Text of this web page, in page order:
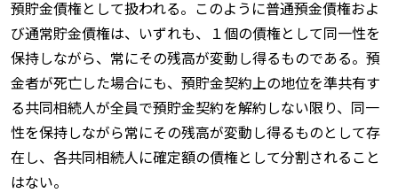
預貯金債権として扱われる。このように普通預金債権およ
び通常貯金債権は、いずれも、１個の債権として同一性を
保持しながら、常にその残高が変動し得るものである。預
金者が死亡した場合にも、預貯金契約上の地位を準共有す
る共同相続人が全員で預貯金契約を解約しない限り、同一
性を保持しながら常にその残高が変動し得るものとして存
在し、各共同相続人に確定額の債権として分割されること
はない。